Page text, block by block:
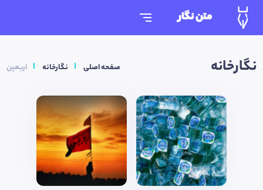
متن نگار
نگارخانه صفحه اصلی نگارخانه اربعین